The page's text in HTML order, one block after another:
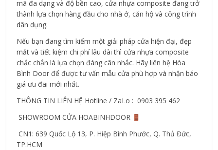
mã đa dạng và độ bền cao, cửa nhựa composite đang trở
thành lựa chọn hàng đầu cho nhà ở, căn hộ và công trình
dân dụng.
Nếu bạn đang tìm kiếm một giải pháp cửa hiện đại, đẹp
mắt và tiết kiệm chi phí lâu dài thì cửa nhựa composite
chắc chắn là lựa chọn đáng cân nhắc. Hãy liên hệ Hòa
Bình Door để được tư vấn mẫu cửa phù hợp và nhận báo
giá ưu đãi mới nhất.
THÔNG TIN LIÊN HỆ Hotline / ZaLo :  0903 395 462
SHOWROOM CỬA HOABINHDOOR
CN1: 639 Quốc Lộ 13, P. Hiệp Bình Phước, Q. Thủ Đức,
TP.HCM